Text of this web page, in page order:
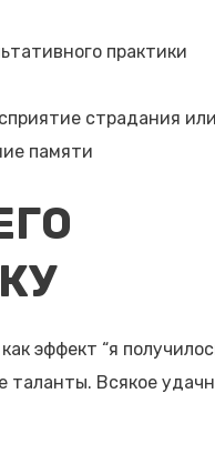
практики
страдания
памяти
эффект “я
таланты. Всякое